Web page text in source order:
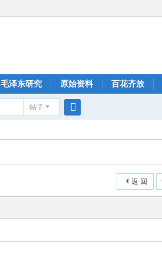
毛泽东研究 原始资料 百花齐放
帖子
索
返 回